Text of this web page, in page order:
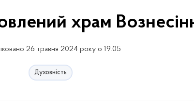
храм
26 травня 2024 року о 19:05
Духовність